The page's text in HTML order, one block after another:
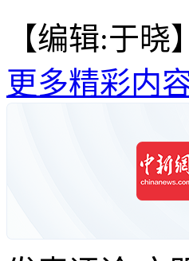
【编辑:于晓】
更多精彩内